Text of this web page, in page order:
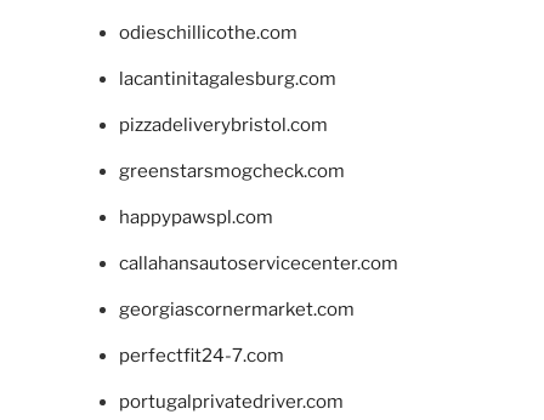
odieschillicothe.com
lacantinitagalesburg.com
pizzadeliverybristol.com
greenstarsmogcheck.com
happypawspl.com
callahansautoservicecenter.com
georgiascornermarket.com
perfectfit24-7.com
portugalprivatedriver.com